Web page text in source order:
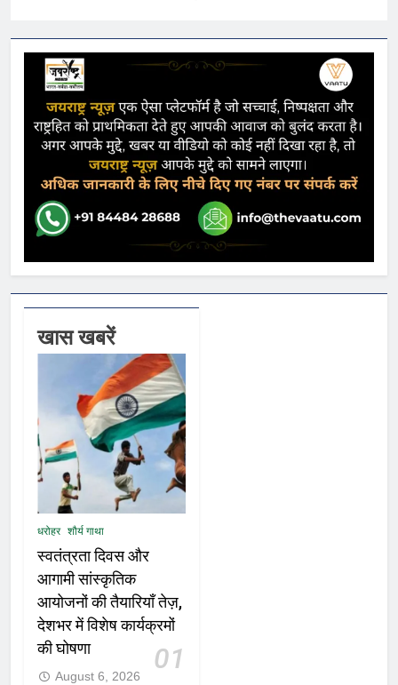
खास खबरें
धरोहर शौर्य गाथा
स्वतंत्रता दिवस और
आगामी सांस्कृतिक
आयोजनों की तैयारियाँ तेज़,
देशभर में विशेष कार्यक्रमों
की घोषणा
01
August 6, 2026